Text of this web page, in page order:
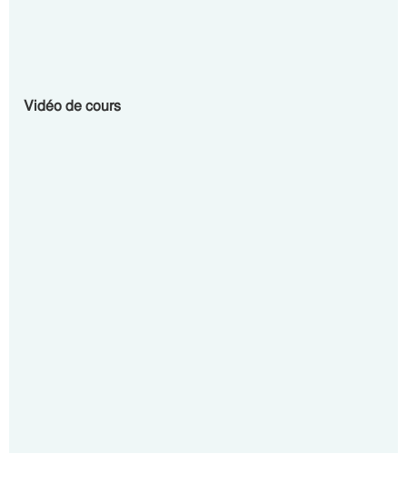
Vidéo de cours